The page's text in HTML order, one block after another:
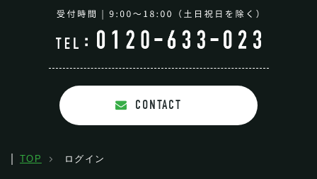
CONTACT
TOP ログイン